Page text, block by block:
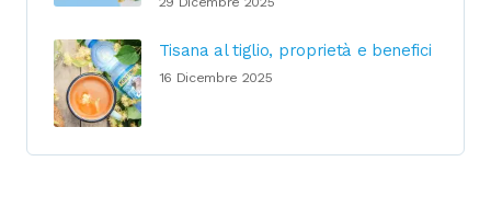
Tisana al tiglio, proprietà e benefici
16 Dicembre 2025